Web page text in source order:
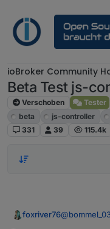
ioBroker Community
Beta Test js-
Verschoben
Tester
beta
js-controller
331
39 115.4k
foxriver76@